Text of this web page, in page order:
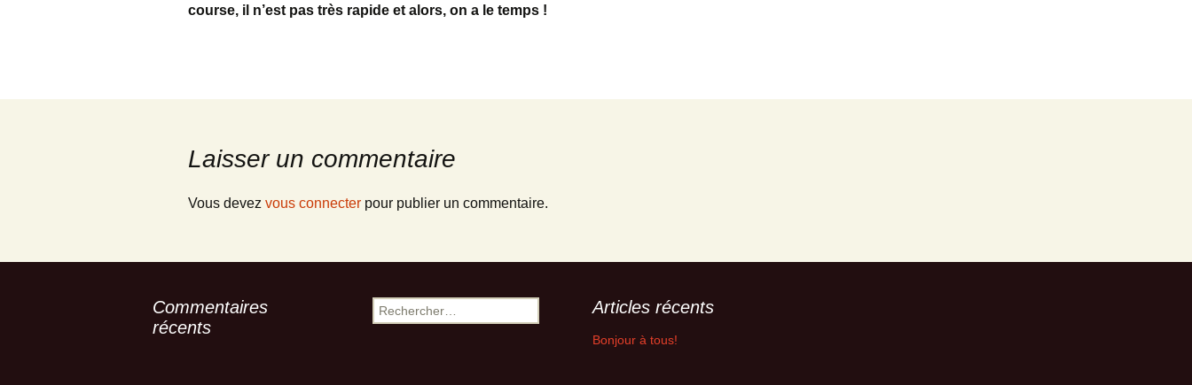
course, il n’est pas très rapide et alors, on a le temps !
Laisser un commentaire
Vous devez vous connecter pour publier un commentaire.
Commentaires
récents
Rechercher : Articles récents
Bonjour à tous!